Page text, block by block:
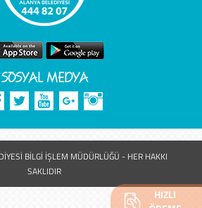
HIZLI
SOSYAL MEDYA
BİLGİ İŞLEM MÜDÜRLÜĞÜ - HER HAKKI
SAKLIDIR